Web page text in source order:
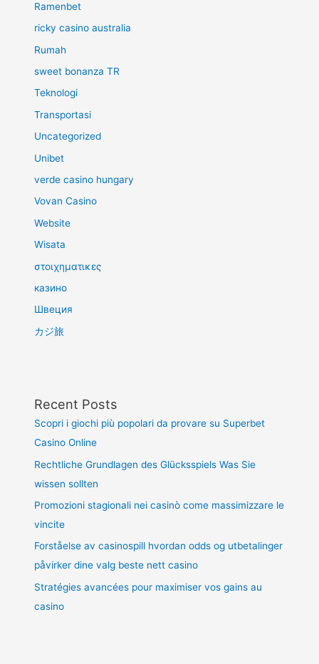
Ramenbet
ricky casino australia
Rumah
sweet bonanza TR
Teknologi
Transportasi
Uncategorized
Unibet
verde casino hungary
Vovan Casino
Website
Wisata
στοιχηματικες
казино
Швеция
カジ旅
Recent Posts
Scopri i giochi più popolari da provare su Superbet
Casino Online
Rechtliche Grundlagen des Glücksspiels Was Sie
wissen sollten
Promozioni stagionali nei casinò come massimizzare le
vincite
Forståelse av casinospill hvordan odds og utbetalinger
påvirker dine valg beste nett casino
Stratégies avancées pour maximiser vos gains au
casino